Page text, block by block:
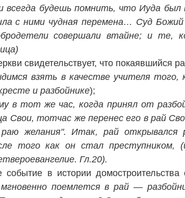
будешь помнить, что Иуда был
с ними чудная перемена… Суд
совершали втайне; и те,
свидетельствует, что покаявшийся
взять в качестве учителя того,
и разбойнике);
в тот же час, когда принял от
Свои, тотчас же перенес его в рай
желания". Итак, рай открывался
того как он стал преступником,
Гл.20).
в истории домостроительства
поемлется в рай —